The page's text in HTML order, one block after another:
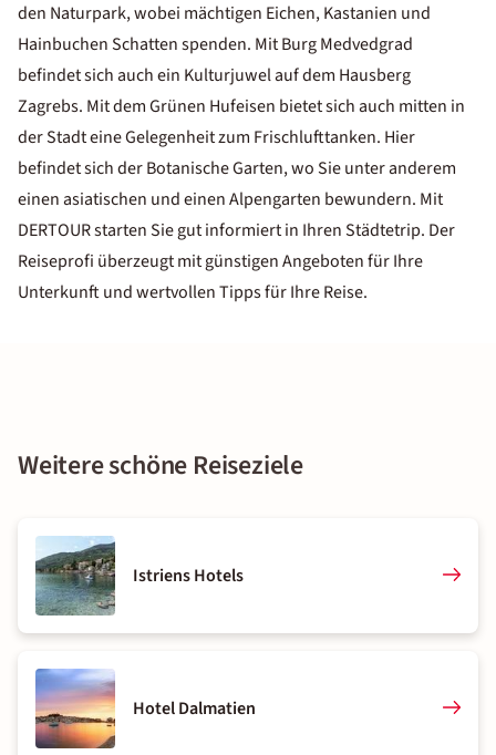
den Naturpark, wobei mächtigen Eichen, Kastanien und
Hainbuchen Schatten spenden. Mit Burg Medvedgrad
befindet sich auch ein Kulturjuwel auf dem Hausberg
Zagrebs. Mit dem Grünen Hufeisen bietet sich auch mitten in
der Stadt eine Gelegenheit zum Frischlufttanken. Hier
befindet sich der Botanische Garten, wo Sie unter anderem
einen asiatischen und einen Alpengarten bewundern. Mit
DERTOUR starten Sie gut informiert in Ihren Städtetrip. Der
Reiseprofi überzeugt mit günstigen Angeboten für Ihre
Unterkunft und wertvollen Tipps für Ihre Reise.
Weitere schöne Reiseziele
Istriens Hotels
Hotel Dalmatien